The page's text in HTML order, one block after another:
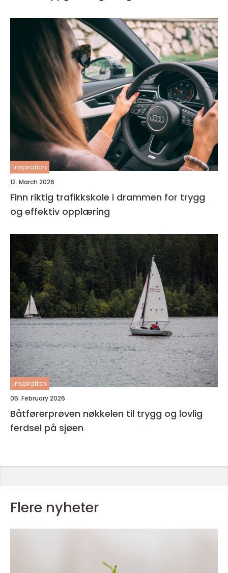
inspiration
12. March 2026
Finn riktig trafikkskole i drammen for trygg
og effektiv opplæring
inspiration
05. February 2026
Båtførerprøven nøkkelen til trygg og lovlig
ferdsel på sjøen
Flere nyheter